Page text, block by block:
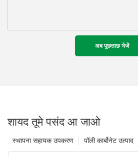
अब पूछताछ भेजें
शायद तूमे पसंद आ जाओ
पॉली कार्बोनेट उत्पाद
स्थापना सहायक उपकरण